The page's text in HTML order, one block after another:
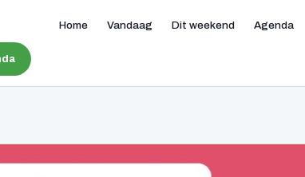
Home Vandaag Dit weekend Agenda